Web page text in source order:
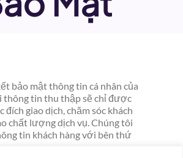
bảo mật thông tin cá nhân của
thông tin thu thập sẽ chỉ được
đích giao dịch, chăm sóc khách
chất lượng dịch vụ. Chúng tôi
tin khách hàng với bên thứ